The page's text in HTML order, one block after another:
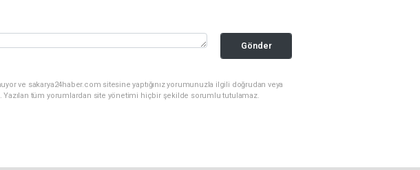
Gönder
ve sakarya24haber.com sitesine yaptığınız yorumunuzla ilgili doğrudan veya
Yazılan tüm yorumlardan site yönetimi hiçbir şekilde sorumlu tutulamaz.